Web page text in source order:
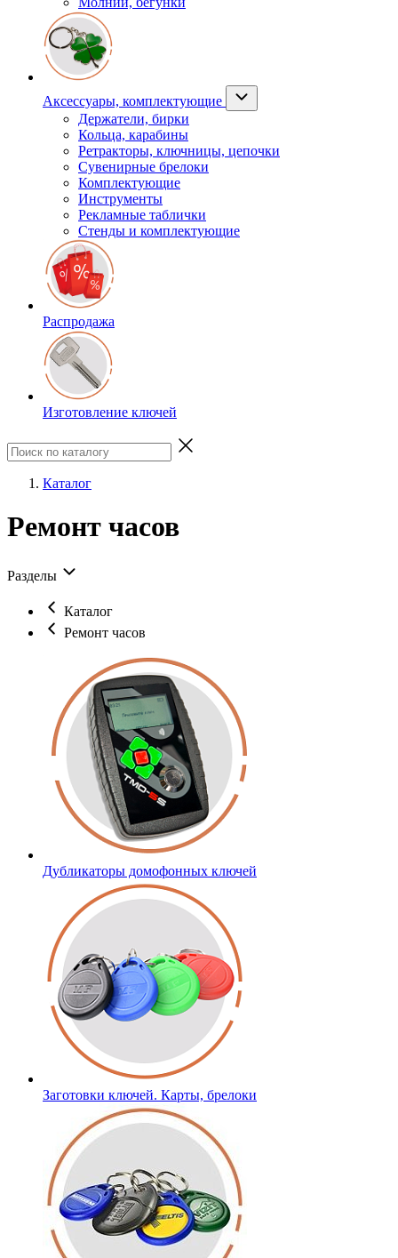
Аксессуары, комплектующие
Держатели, бирки
Кольца, карабины
Ретракторы, ключницы, цепочки
Сувенирные брелоки
Комплектующие
Инструменты
Рекламные таблички
Стенды и комплектующие
Распродажа
Изготовление ключей
Каталог
Ремонт часов
Разделы
Каталог
Ремонт часов
Дубликаторы домофонных ключей
Заготовки ключей. Карты, брелоки